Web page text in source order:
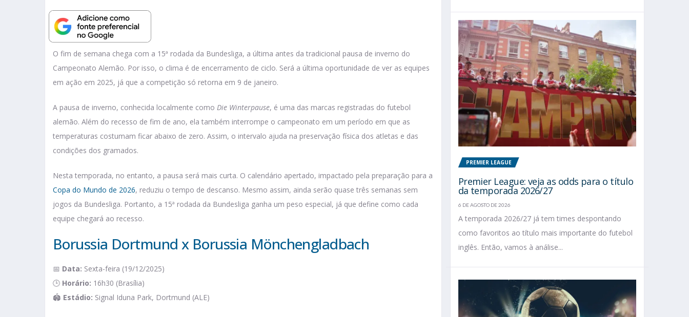
O fim de semana chega com a 15ª rodada da Bundesliga, a última antes da tradicional pausa de inverno do
Campeonato Alemão. Por isso, o clima é de encerramento de ciclo. Será a última oportunidade de ver as equipes
em ação em 2025, já que a competição só retorna em 9 de janeiro.
A pausa de inverno, conhecida localmente como Die Winterpause, é uma das marcas registradas do futebol
alemão. Além do recesso de fim de ano, ela também interrompe o campeonato em um período em que as
temperaturas costumam ficar abaixo de zero. Assim, o intervalo ajuda na preservação física dos atletas e das
condições dos gramados.
Nesta temporada, no entanto, a pausa será mais curta. O calendário apertado, impactado pela preparação para a
Copa do Mundo de 2026, reduziu o tempo de descanso. Mesmo assim, ainda serão quase três semanas sem
jogos da Bundesliga. Portanto, a 15ª rodada da Bundesliga ganha um peso especial, já que define como cada
equipe chegará ao recesso.
Borussia Dortmund x Borussia Mönchengladbach
📅 Data: Sexta-feira (19/12/2025)
🕒 Horário: 16h30 (Brasília)
🏟️ Estádio: Signal Iduna Park, Dortmund (ALE)
PREMIER LEAGUE
Premier League: veja as odds para o título
da temporada 2026/27
6 DE AGOSTO DE 2026
A temporada 2026/27 já tem times despontando
como favoritos ao título mais importante do futebol
inglês. Então, vamos à análise...